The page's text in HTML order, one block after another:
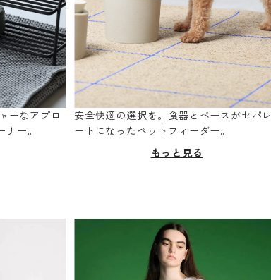
ーなアプロ
ー。
安全快適の選択を。食器とベースがセパレ
ートになったペットフィーダー。
もっと見る